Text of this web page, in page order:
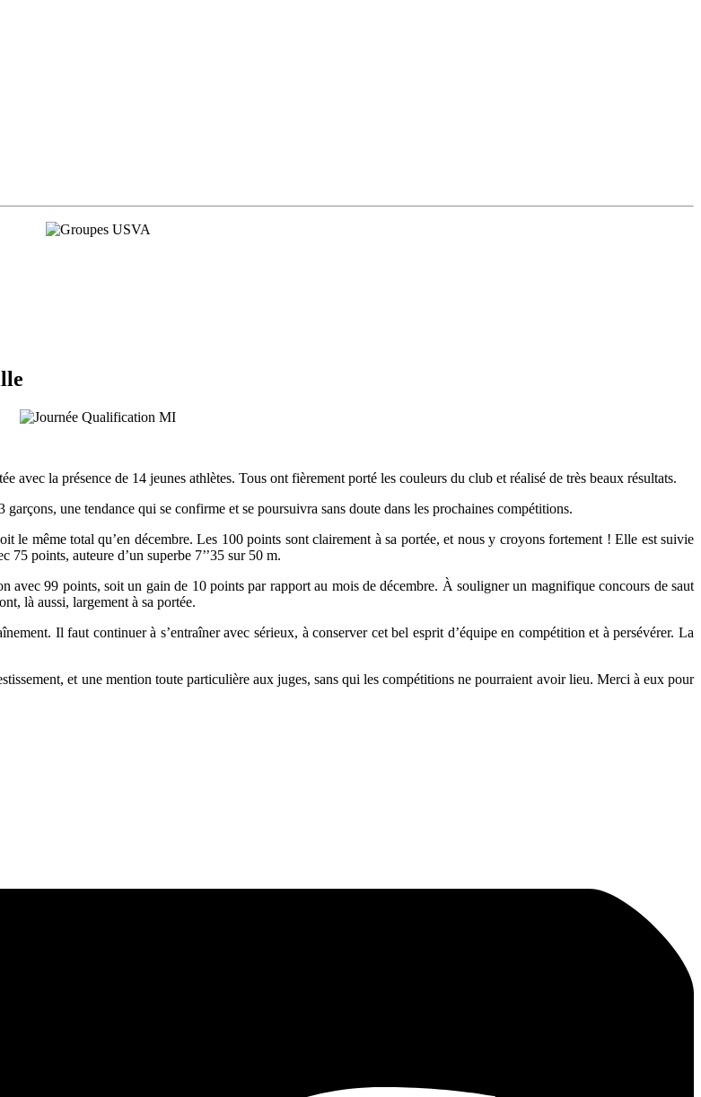
la présence de 14 jeunes athlètes. Tous ont fièrement porté les couleurs du club et réalisé de très beaux résultats.
une tendance qui se confirme et se poursuivra sans doute dans les prochaines compétitions.
le même total qu’en décembre. Les 100 points sont clairement à sa portée, et nous y croyons fortement ! Elle est suivie
points, auteure d’un superbe 7’’35 sur 50 m.
avec 99 points, soit un gain de 10 points par rapport au mois de décembre. À souligner un magnifique concours de saut
là aussi, largement à sa portée.
Il faut continuer à s’entraîner avec sérieux, à conserver cet bel esprit d’équipe en compétition et à persévérer. La
et une mention toute particulière aux juges, sans qui les compétitions ne pourraient avoir lieu. Merci à eux pour